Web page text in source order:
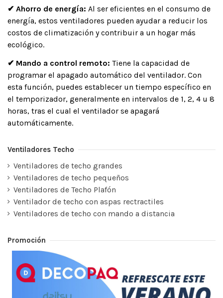
✔ Ahorro de energía: Al ser eficientes en el consumo de
energía, estos ventiladores pueden ayudar a reducir los
costos de climatización y contribuir a un hogar más
ecológico.
✔ Mando a control remoto: Tiene la capacidad de
programar el apagado automático del ventilador. Con
esta función, puedes establecer un tiempo específico en
el temporizador, generalmente en intervalos de 1, 2, 4 u 8
horas, tras el cual el ventilador se apagará
automáticamente.
Ventiladores Techo
Ventiladores de techo grandes
Ventiladores de techo pequeños
Ventiladores de Techo Plafón
Ventilador de techo con aspas rectractiles
Ventiladores de techo con mando a distancia
Promoción